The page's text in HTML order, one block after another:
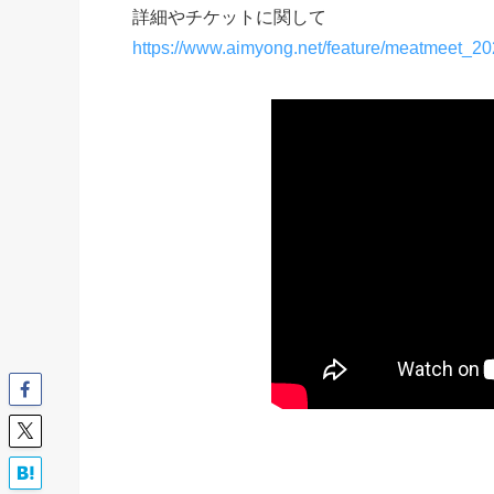
詳細やチケットに関して
https://www.aimyong.net/feature/